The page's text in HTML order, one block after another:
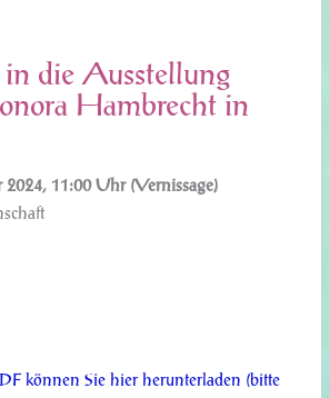
die Ausstellung
Hambrecht in
2024, 11:00 Uhr (Vernissage)
können Sie hier herunterladen (bitte